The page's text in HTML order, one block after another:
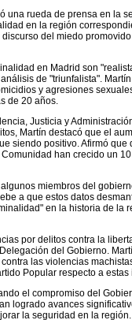
una rueda de prensa en la
en la región
del miedo
en Madrid son
de "triunfalista".
y agresiones
de 20 años.
Justicia y
Martín destacó que el
siendo positivo. Afirmó
han crecido un
miembros del
a que estos datos
en la historia de la
por delitos contra la
del Gobierno.
las violencias
Popular respecto a estas
el compromiso del
logrado avances
la seguridad en la